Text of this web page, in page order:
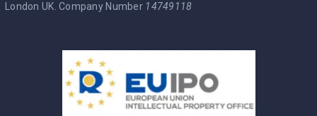
London UK. Company Number 14749118